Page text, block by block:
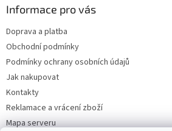
Informace pro vás
Doprava a platba
Obchodní podmínky
Podmínky ochrany osobních údajů
Jak nakupovat
Kontakty
Reklamace a vrácení zboží
Mapa serveru